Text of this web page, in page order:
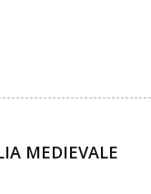
MEDIEVALE